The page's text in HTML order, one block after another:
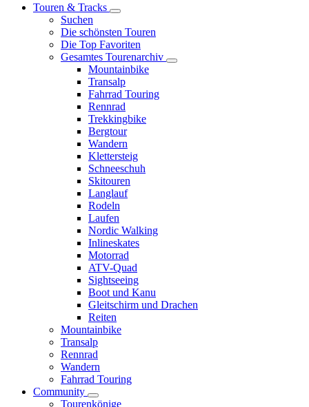
Touren & Tracks
Suchen
Die schönsten Touren
Die Top Favoriten
Gesamtes Tourenarchiv
Mountainbike
Transalp
Fahrrad Touring
Rennrad
Trekkingbike
Bergtour
Wandern
Klettersteig
Schneeschuh
Skitouren
Langlauf
Rodeln
Laufen
Nordic Walking
Inlineskates
Motorrad
ATV-Quad
Sightseeing
Boot und Kanu
Gleitschirm und Drachen
Reiten
Mountainbike
Transalp
Rennrad
Wandern
Fahrrad Touring
Community
Tourenkönige